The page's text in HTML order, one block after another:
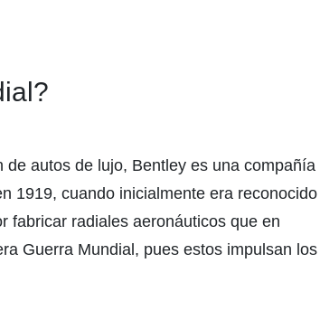
autos de lujo, Bentley es una compañía
1919, cuando inicialmente era reconocido
fabricar radiales aeronáuticos que en
Guerra Mundial, pues estos impulsan los